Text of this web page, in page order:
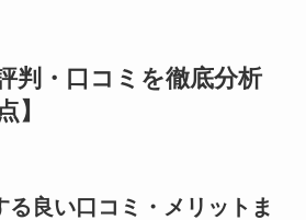
判・口コミを徹底分析
】
る良い口コミ・メリットま